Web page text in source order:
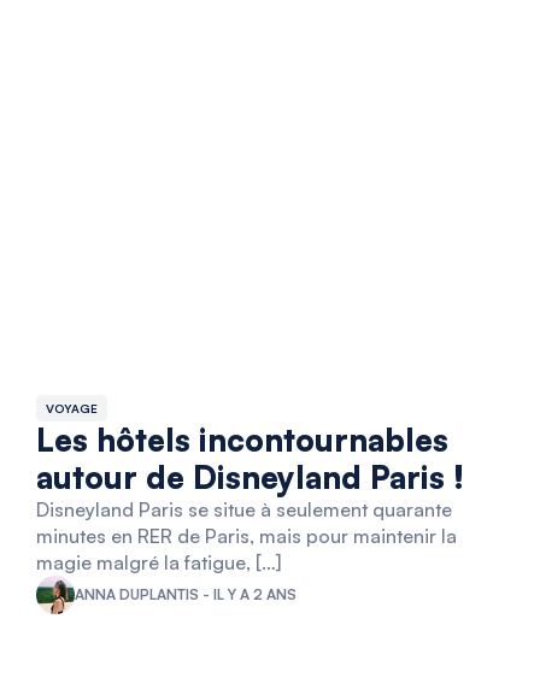
VOYAGE
Les hôtels incontournables
autour de Disneyland Paris !
Disneyland Paris se situe à seulement quarante
minutes en RER de Paris, mais pour maintenir la
magie malgré la fatigue, […]
ANNA DUPLANTIS - IL Y A 2 ANS